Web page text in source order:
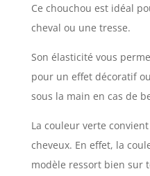
Ce chouchou est idéal
cheval ou une tresse.
Son élasticité vous
pour un effet décoratif
sous la main en cas de
La couleur verte
cheveux. En effet, la
modèle ressort bien sur